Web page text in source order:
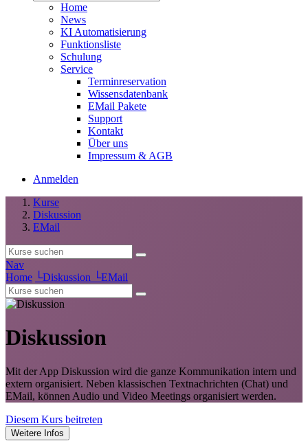
Home
News
KI Automatisierung
Funktionsliste
Schulung
Service
Terminreservation
Wissensdatenbank
EMail Pakete
Support
Kontakt
Über uns
Impressum & AGB
Anmelden
Kurse
Diskussion
EMail
Nav
Home └Diskussion └EMail
Diskussion
Mit der App Diskussion wird die ganze Kommunikation intern und
extern organisiert. Neben klassischen Textnachrichten (Chat) und
EMail, können Audio und Video Meetings organisiert werden.
Diesem Kurs beitreten
Weitere Infos